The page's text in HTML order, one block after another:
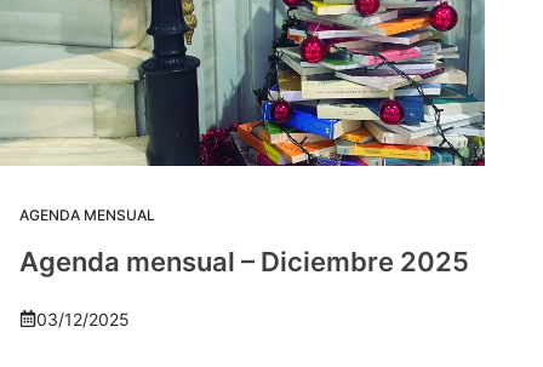
AGENDA MENSUAL
Agenda mensual – Diciembre 2025
03/12/2025